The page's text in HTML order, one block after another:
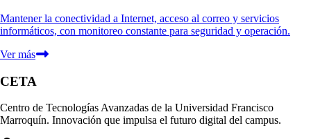
Mantener la conectividad a Internet, acceso al correo y servicios
informáticos, con monitoreo constante para seguridad y operación.
Ver más
CETA
Centro de Tecnologías Avanzadas de la Universidad Francisco
Marroquín. Innovación que impulsa el futuro digital del campus.